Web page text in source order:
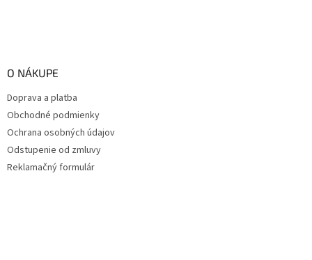
O NÁKUPE
Doprava a platba
Obchodné podmienky
Ochrana osobných údajov
Odstupenie od zmluvy
Reklamačný formulár